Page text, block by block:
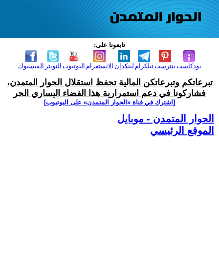
تابعونا على:
الفيسبوك التويتر اليوتيوب الانستغرام لينكدإن تيلكرامبنترست بودكاست
تبرعاتكم وتبرعاتكن المالية تحفظ استقلال الحوار المتمدن،
فشاركونا في دعم استمرارية هذا الفضاء اليساري الحر
[اشترك في قناة ‫«الحوار المتمدن» على اليوتيوب]
الحوار المتمدن - موبايل
الموقع الرئيسي